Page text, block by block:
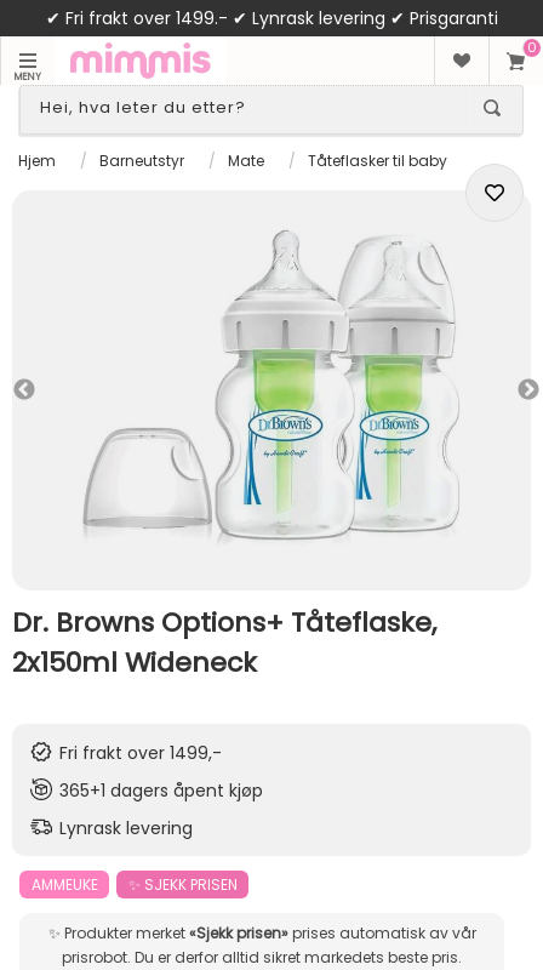
✔ Fri frakt over 1499.- ✔ Lynrask levering ✔ Prisgaranti
MENY
0
Hjem / Barneutstyr / Mate / Tåteflasker til baby
Dr. Browns Options+ Tåteflaske,
2x150ml Wideneck
Fri frakt over 1499,-
365+1 dagers åpent kjøp
Lynrask levering
AMMEUKE ✨ SJEKK PRISEN
✨ Produkter merket«Sjekk prisen»prises automatisk av vår
prisrobot. Du er derfor alltid sikret markedets beste pris.